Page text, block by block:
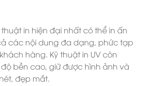
thuật in hiện đại nhất có thể in ấn
các nội dung đa dạng, phức tạp
hàng. Kỹ thuật in UV còn
bền cao, giữ được hình ảnh và
đẹp mắt.